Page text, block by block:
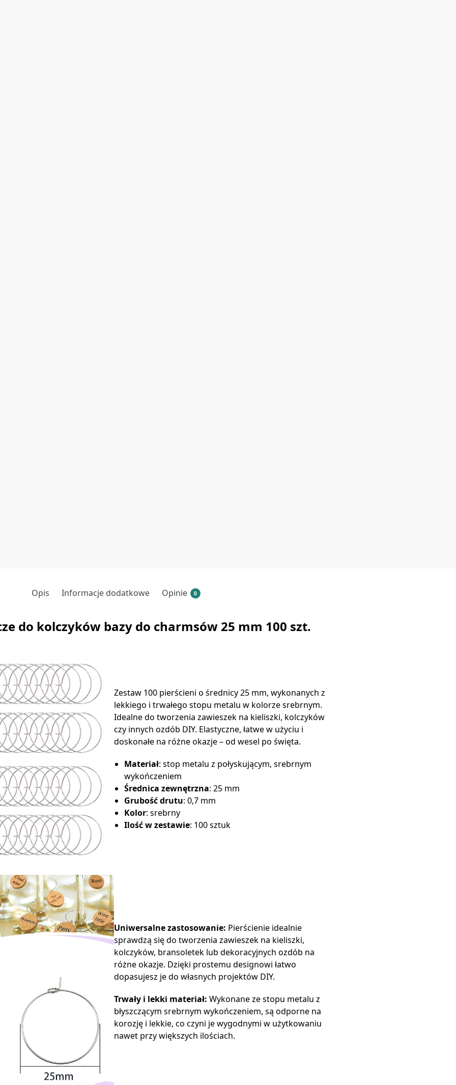
Opis Informacje dodatkowe Opinie 0
do kolczyków bazy do charmsów 25 mm 100 szt.
Zestaw 100 pierścieni o średnicy 25 mm, wykonanych z
lekkiego i trwałego stopu metalu w kolorze srebrnym.
Idealne do tworzenia zawieszek na kieliszki, kolczyków
czy innych ozdób DIY. Elastyczne, łatwe w użyciu i
doskonałe na różne okazje – od wesel po święta.
Materiał: stop metalu z połyskującym, srebrnym
wykończeniem
Średnica zewnętrzna: 25 mm
Grubość drutu: 0,7 mm
Kolor: srebrny
Ilość w zestawie: 100 sztuk
Uniwersalne zastosowanie: Pierścienie idealnie
sprawdzą się do tworzenia zawieszek na kieliszki,
kolczyków, bransoletek lub dekoracyjnych ozdób na
różne okazje. Dzięki prostemu designowi łatwo
dopasujesz je do własnych projektów DIY.
Trwały i lekki materiał: Wykonane ze stopu metalu z
błyszczącym srebrnym wykończeniem, są odporne na
korozję i lekkie, co czyni je wygodnymi w użytkowaniu
nawet przy większych ilościach.